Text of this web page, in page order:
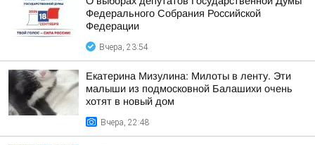
Федерального Собрания Российской
Федерации
Вчера, 23:54
Екатерина Мизулина: Милоты в ленту. Эти
малыши из подмосковной Балашихи очень
хотят в новый дом
Вчера, 22:48